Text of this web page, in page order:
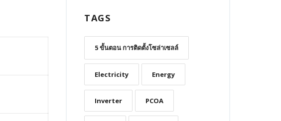
TAGS
5 ขั้นตอน การติดตั้งโซล่าเซลล์
Electricity Energy
Inverter PCOA